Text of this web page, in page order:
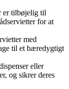
er tilbøjelig til
for at
med
til et bæredygtigt
eller
og sikrer deres